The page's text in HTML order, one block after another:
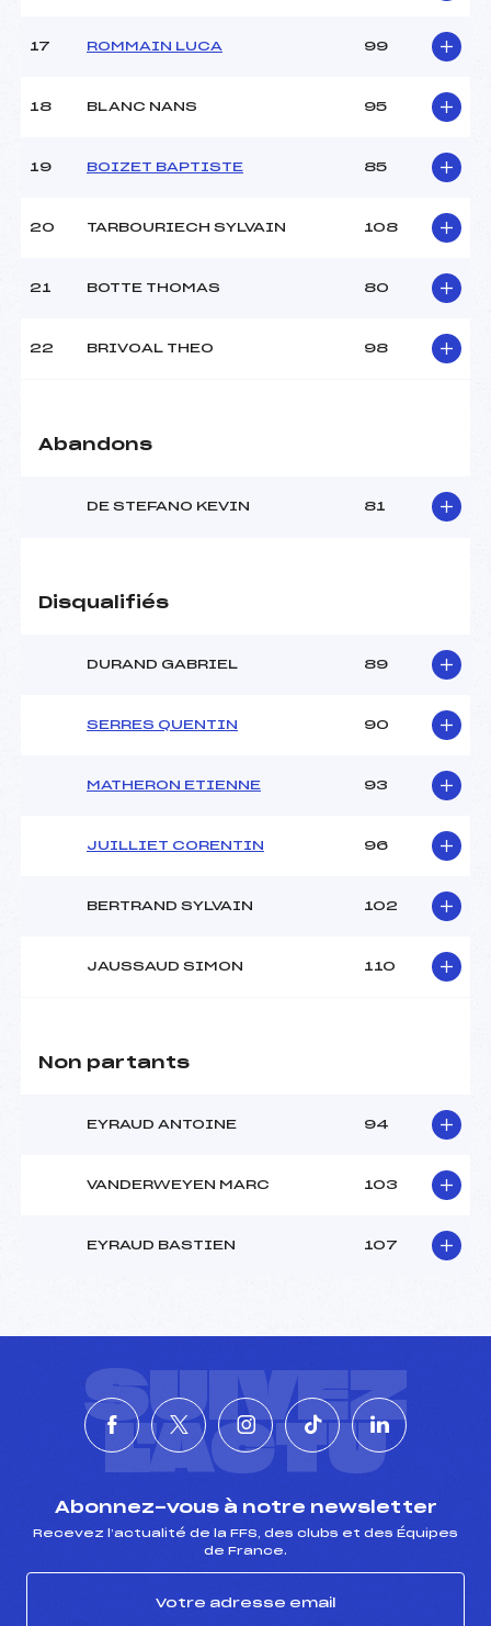
Catégorie :
Min
17 ROMMAIN LUCA 99
18 BLANC NANS 95
19 BOIZET BAPTISTE 85
20 TARBOURIECH SYLVAIN 108
21 BOTTE THOMAS 80
22 BRIVOAL THEO 98
Abandons
DE STEFANO KEVIN 81
Disqualifiés
DURAND GABRIEL 89
SERRES QUENTIN 90
MATHERON ETIENNE 93
JUILLIET CORENTIN 96
BERTRAND SYLVAIN 102
JAUSSAUD SIMON 110
Non partants
EYRAUD ANTOINE 94
VANDERWEYEN MARC 103
EYRAUD BASTIEN 107
SUIVEZ
L'ACTU
Abonnez-vous à notre newsletter
Recevez l’actualité de la FFS, des clubs et des Équipes
de France.